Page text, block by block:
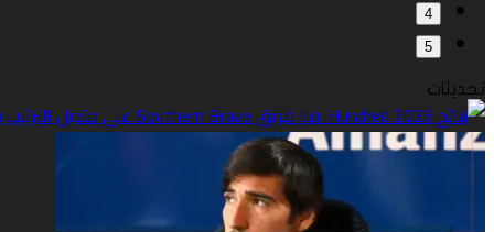
4
5
تحديثات